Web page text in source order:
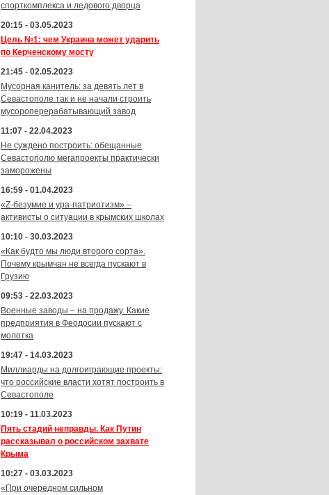
спорткомплекса и ледового дворца
20:15 - 03.05.2023
Цель №1: чем Украина может ударить
по Керченскому мосту
21:45 - 02.05.2023
Мусорная канитель: за девять лет в
Севастополе так и не начали строить
мусороперерабатывающий завод
11:07 - 22.04.2023
Не суждено построить: обещанные
Севастополю мегапроекты практически
заморожены
16:59 - 01.04.2023
«Z-безумие и ура-патриотизм» –
активисты о ситуации в крымских школах
10:10 - 30.03.2023
«Как будто мы люди второго сорта».
Почему крымчан не всегда пускают в
Грузию
09:53 - 22.03.2023
Военные заводы – на продажу. Какие
предприятия в Феодосии пускают с
молотка
19:47 - 14.03.2023
Миллиарды на долгоиграющие проекты:
что российские власти хотят построить в
Севастополе
10:19 - 11.03.2023
Пять стадий неправды. Как Путин
рассказывал о российском захвате
Крыма
10:27 - 03.03.2023
«При очередном сильном